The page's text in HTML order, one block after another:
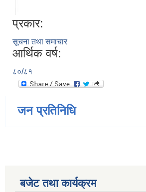
प्रकार:
सूचना तथा समाचार
आर्थिक वर्ष:
८०/८१
जन प्रतिनिधि
बजेट तथा कार्यक्रम